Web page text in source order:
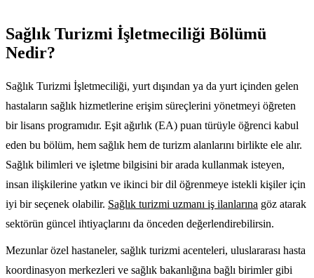
Sağlık Turizmi İşletmeciliği Bölümü
Nedir?
Sağlık Turizmi İşletmeciliği, yurt dışından ya da yurt içinden gelen
hastaların sağlık hizmetlerine erişim süreçlerini yönetmeyi öğreten
bir lisans programıdır. Eşit ağırlık (EA) puan türüyle öğrenci kabul
eden bu bölüm, hem sağlık hem de turizm alanlarını birlikte ele alır.
Sağlık bilimleri ve işletme bilgisini bir arada kullanmak isteyen,
insan ilişkilerine yatkın ve ikinci bir dil öğrenmeye istekli kişiler için
iyi bir seçenek olabilir. Sağlık turizmi uzmanı iş ilanlarına göz atarak
sektörün güncel ihtiyaçlarını da önceden değerlendirebilirsin.
Mezunlar özel hastaneler, sağlık turizmi acenteleri, uluslararası hasta
koordinasyon merkezleri ve sağlık bakanlığına bağlı birimler gibi